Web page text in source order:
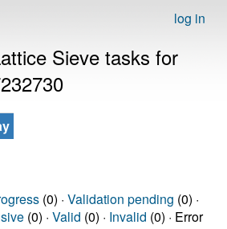
log in
Sieve tasks for
(0) · Validation pending (0) ·
(0) · Valid (0) · Invalid (0) · Error